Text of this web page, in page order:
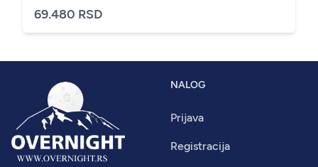
69.480 RSD
NALOG
Prijava
Registracija